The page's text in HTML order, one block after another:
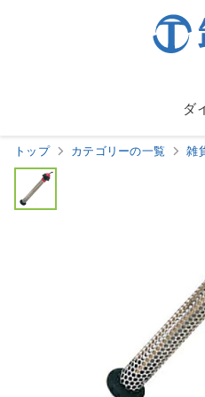
ダ
トップ カテゴリーの一覧 雑